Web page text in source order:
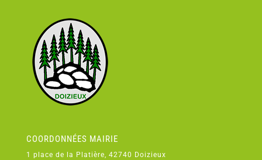
COORDONNÉES MAIRIE
1 place de la Platière, 42740 Doizieux